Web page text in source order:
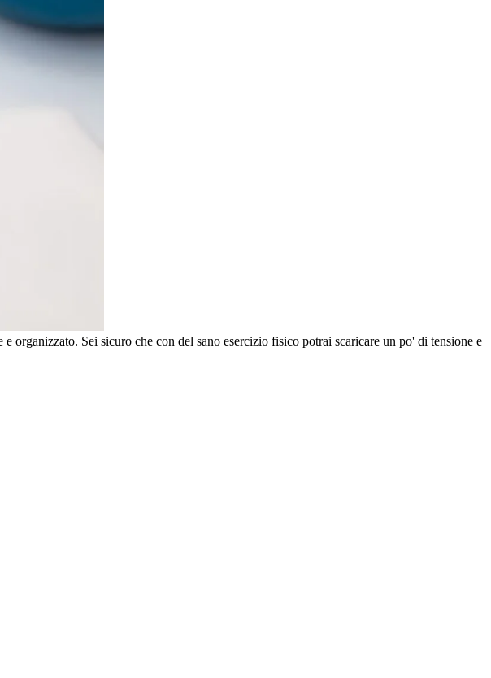
Sei sicuro che con del sano esercizio fisico potrai scaricare un po' di tensione e